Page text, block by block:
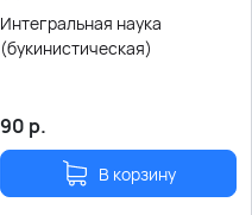
Интегральная наука
(букинистическая)
90 р.
В корзину